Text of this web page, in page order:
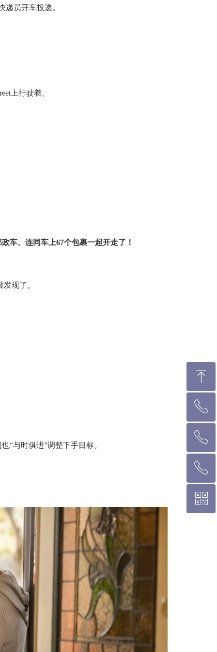
递员开车投递。
上行驶着。
车、连同车上67个包裹一起开走了！
现了。
“与时俱进”调整下手目标。
ꁸ
回到顶部
ꂅ
墨尔本热线 1300 039 646
ꂅ
悉 尼 热线 02 9282 9836
ꂅ
布里斯班热线 0426 456 158
ꀥ